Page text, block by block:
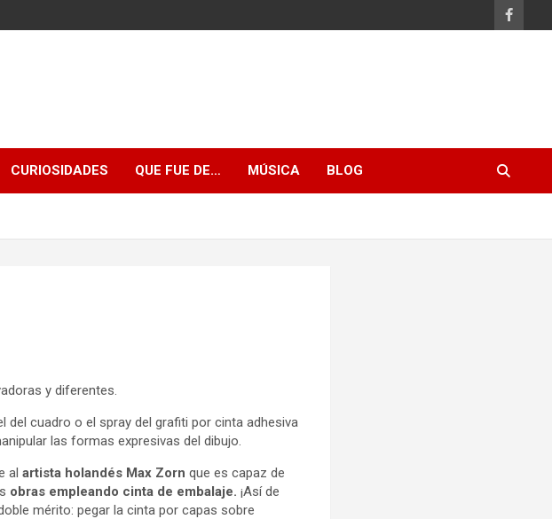
CURIOSIDADES QUE FUE DE… MÚSICA BLOG
y diferentes.
cuadro o el spray del grafiti por cinta adhesiva
las formas expresivas del dibujo.
alartista holandés Max Zorn que es capaz de
obras empleando cinta de embalaje. ¡Así de
mérito: pegar la cinta por capas sobre